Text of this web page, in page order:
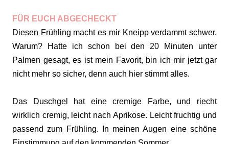
FÜR EUCH ABGECHECKT
Diesen Frühling macht es mir Kneipp verdammt schwer.
Warum?
Hatte ich schon bei den 20 Minuten unter
Palmen gesagt, es ist mein Favorit, bin ich mir jetzt gar
nicht mehr so sicher, denn auch hier stimmt alles.
Das Duschgel hat eine cremige Farbe, und riecht
wirklich cremig, leicht nach Aprikose. Leicht fruchtig und
passend zum Frühling. In meinen Augen eine schöne